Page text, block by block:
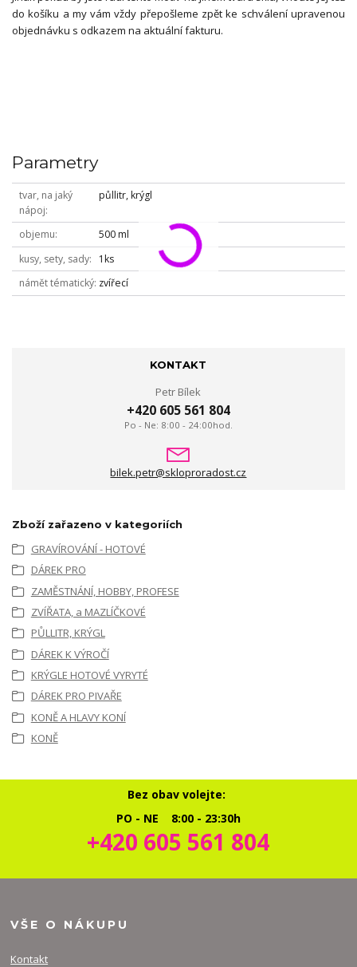
do košíku a my vám vždy přepošleme zpět ke schválení upravenou
objednávku s odkazem na aktuální fakturu.
Parametry
tvar, na jaký
nápoj
půllitr, krýgl
objemu
500 ml
kusy, sety, sady
1ks
námět tématický zvířecí
KONTAKT
Petr Bílek
+420 605 561 804
Po - Ne: 8:00 - 24:00hod.
bilek.petr@skloproradost.cz
Zboží zařazeno v kategoriích
GRAVÍROVÁNÍ - HOTOVÉ
DÁREK PRO
ZAMĚSTNÁNÍ, HOBBY, PROFESE
ZVÍŘATA, a MAZLÍČKOVÉ
PŮLLITR, KRÝGL
DÁREK K VÝROČÍ
KRÝGLE HOTOVÉ VYRYTÉ
DÁREK PRO PIVAŘE
KONĚ A HLAVY KONÍ
KONĚ
Bez obav volejte:
PO - NE 8:00 - 23:30h
+420 605 561 804
VŠE O NÁKUPU
Kontakt